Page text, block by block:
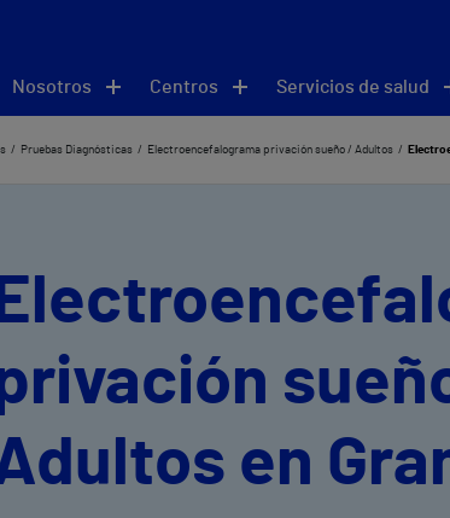
Nosotros Centros Servicios de salud
Pruebas Diagnósticas Electroencefalograma privación sueño / Adultos
en